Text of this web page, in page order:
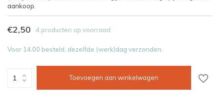
aankoop.
€2,50 4 producten op voorraad
Voor 14.00 besteld, dezelfde (werk)dag verzonden.
Toevoegen aan winkelwagen